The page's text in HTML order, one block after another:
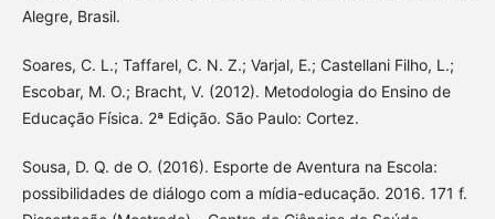
Alegre, Brasil.
Soares, C. L.; Taffarel, C. N. Z.; Varjal, E.; Castellani Filho, L.;
Escobar, M. O.; Bracht, V. (2012). Metodologia do Ensino de
Educação Física. 2ª Edição. São Paulo: Cortez.
Sousa, D. Q. de O. (2016). Esporte de Aventura na Escola:
possibilidades de diálogo com a mídia-educação. 2016. 171 f.